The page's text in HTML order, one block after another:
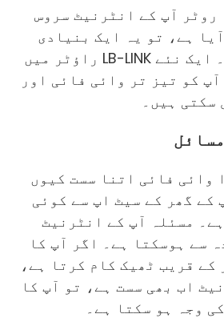
روٹر آپ کے انٹرنیٹ سروس
ہے، تو یہ ایک بنیادی
ماڈل ہو سکتا ہے۔ ایک نئے LB-LINK راؤٹر میں
کو تیز تر وائی فائی اور
سکتی ہیں۔
وائی فائی اتنا سست کیوں
کے گھر کے سیٹ اپ سے کوئی
مسئلہ آپ کے انٹرنیٹ
سے ہوسکتا ہے۔ اگر آپ کا
کے قریب ٹھیک کام کرتا ہے،
اب بھی سست ہے، تو آپ کا
وجہ ہو سکتا ہے۔